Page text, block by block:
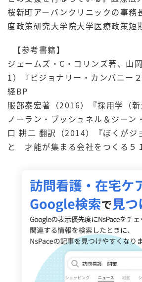
桜新町アーバンクリニックの事務
度政策研究大学院大学医療政策短
【参考書籍】
ジェームズ・C・コリンズ著、山
1）『ビジョナリー・カンパニー
経BP
服部泰宏著（2016）『採用学（
ノーラン・ブッシュネル＆ジーン
口 耕二 翻訳（2014）『ぼくがジ
と 才能が集まる会社をつくる５